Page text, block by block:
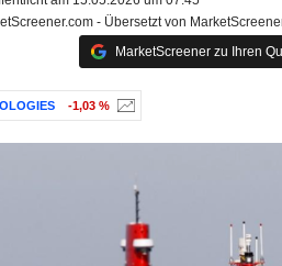
- Übersetzt von
MarketScreener zu Ihren
-1,03 %